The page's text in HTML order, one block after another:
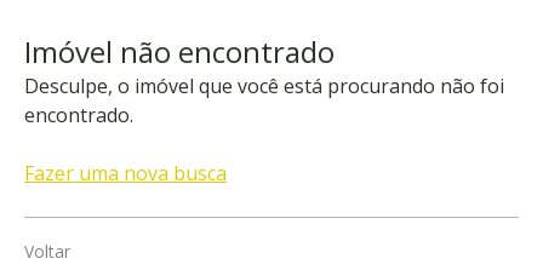
Imóvel não encontrado
Desculpe, o imóvel que você está procurando não foi
encontrado.
Fazer uma nova busca
Voltar